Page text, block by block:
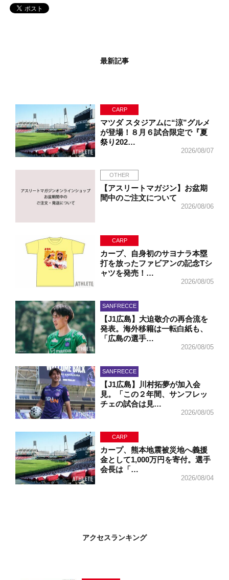
最新記事
CARP
マツダ スタジアムに“涼”グルメ
が登場！８月６試合限定で『夏
祭り202…
2026/08/07
OTHER
【アスリートマガジン】お盆期
間中のご注文について
2026/08/06
CARP
カープ、自身初のサヨナラ本塁
打を放ったファビアンの記念Tシ
ャツを発売！…
2026/08/05
SANFRECCE
【J1広島】大迫敬介の再合流を
発表。海外移籍は一転白紙も、
「広島の選手…
2026/08/05
SANFRECCE
【J1広島】川村拓夢が加入会
見。「この２年間、サンフレッ
チェの試合は見…
2026/08/05
CARP
カープ、熊本地震被災地へ義援
金として1,000万円を寄付。選手
会長は「…
2026/08/04
アクセスランキング